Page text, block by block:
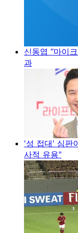
신동엽 “마이
과
'성 접대' 심판
사적 유용"